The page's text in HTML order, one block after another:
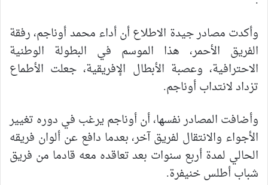
وأكدت مصادر جيدة الاطلاع أن أداء محمد أوناجم، رفقة
الفريق الأحمر، هذا الموسم في البطولة الوطنية
الاحترافية، وعصبة الأبطال الإفريقية، جعلت الأطماع
تزداد لانتداب أوناجم.
وأضافت المصادر نفسها، أن أوناجم يرغب في دوره تغيير
الأجواء والانتقال لفريق آخر، بعدما دافع عن ألوان فريقه
الحالي لمدة أربع سنوات بعد تعاقده معه قادما من فريق
شباب أطلس خنيفرة.